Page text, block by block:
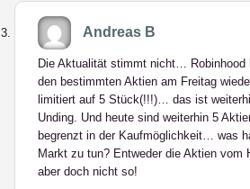
Andreas B
Die Aktualität stimmt nicht… Robinhood
den bestimmten Aktien am Freitag
limitiert auf 5 Stück(!!!)… das ist
Unding. Und heute sind weiterhin 5
begrenzt in der Kaufmöglichkeit… was
Markt zu tun? Entweder die Aktien vom
aber doch nicht so!